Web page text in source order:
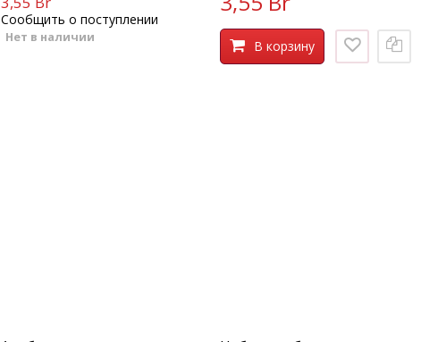
Сообщить о поступлении
Нет в наличии
В корзину